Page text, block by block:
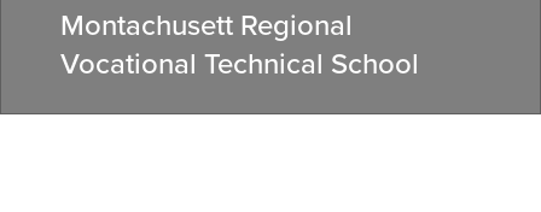
Montachusett Regional
Vocational Technical School